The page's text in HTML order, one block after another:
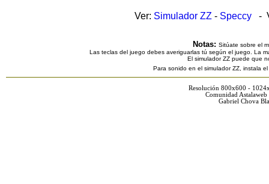
Ver: Simulador ZZ - Speccy -
Notas: Sitúate sobre el
Las teclas del juego debes averiguarlas tú según el juego. La
El simulador ZZ puede que
Para sonido en el simulador ZZ, instala
Resolución 800x600 -
Comunidad
Gabriel Chova